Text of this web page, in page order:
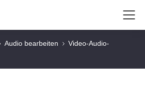
Audio bearbeiten
Video-Audio-